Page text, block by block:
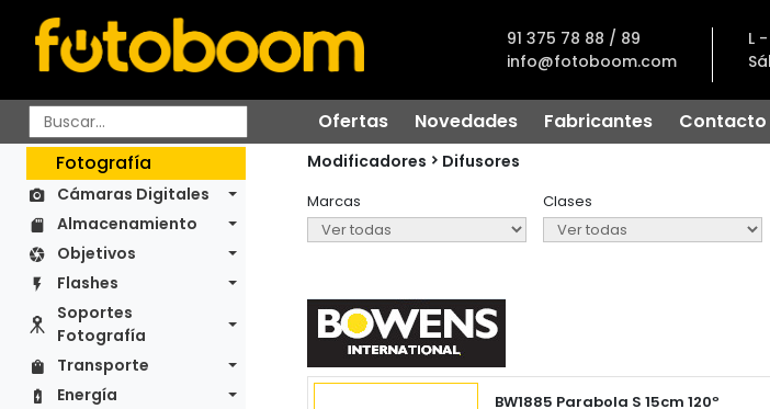
91 375 78 88 / 89
info@fotoboom.com
L
Ofertas Novedades Fabricantes
Contacto
Fotografía
Cámaras Digitales
Almacenamiento
Objetivos
Flashes
Soportes
Fotografía
Transporte
Energía
Modificadores Difusores
Marcas Clases
BW1885 Parabola S 15cm 120º